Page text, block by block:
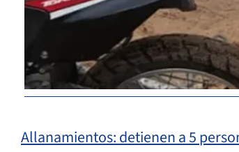
Allanamientos: detienen a 5